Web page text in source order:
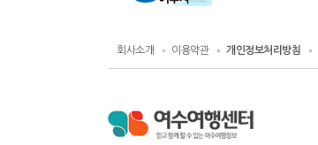
회사소개 이용약관 개인정보처리방침